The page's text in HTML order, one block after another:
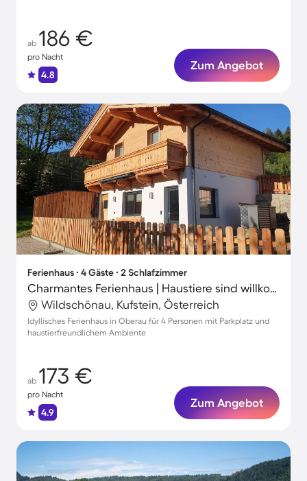
ab 186 €
pro Nacht
4.8
Zum Angebot
Ferienhaus ∙ 4 Gäste ∙ 2 Schlafzimmer
Charmantes Ferienhaus | Haustiere sind willkommen
Wildschönau, Kufstein, Österreich
Idyllisches Ferienhaus in Oberau für 4 Personen mit Parkplatz und
haustierfreundlichem Ambiente
ab 173 €
pro Nacht
4.9
Zum Angebot